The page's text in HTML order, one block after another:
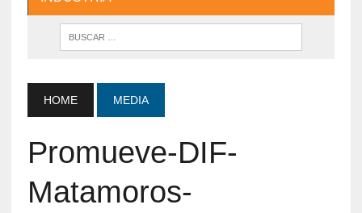
HOME MEDIA
Promueve-DIF-
Matamoros-